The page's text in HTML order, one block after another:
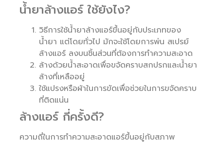
น้ำยาล้างแอร์ ใช้ยังไง?
วิธีการใช้น้ำยาล้างแอร์ขึ้นอยู่กับประเภทของ
น้ำยา แต่โดยทั่วไป มักจะใช้โดยการพ่น สเปรย์
ล้างแอร์ ลงบนชิ้นส่วนที่ต้องการทำความสะอาด
ล้างด้วยน้ำสะอาดเพื่อขจัดคราบสกปรกและน้ำยา
ล้างที่เหลืออยู่
ใช้แปรงหรือผ้าในการขัดเพื่อช่วยในการขจัดคราบ
ที่ติดแน่น
ล้างแอร์ กี่ครั้งดี?
ความถี่ในการทำความสะอาดแอร์ขึ้นอยู่กับสภาพ